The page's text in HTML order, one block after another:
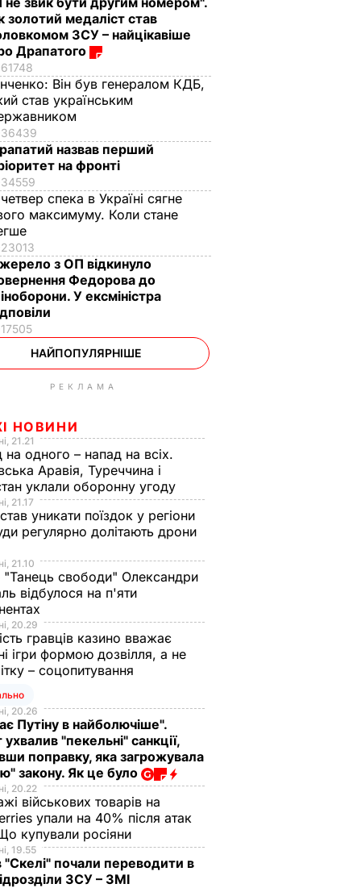
золотий медаліст став
ЗСУ – найцікавіше
Драпатого
61748
Він був генералом КДБ,
став українським
36439
назвав перший
на фронті
34559
спека в Україні сягне
максимуму. Коли стане
23013
з ОП відкинуло
Федорова до
У ексміністра
17505
НАЙПОПУЛЯРНІШЕ
РЕКЛАМА
НОВИНИ
21.21
на одного – напад на всіх.
Аравія, Туреччина і
уклали оборонну угоду
21.17
уникати поїздок у регіони
регулярно долітають дрони
21.10
"Танець свободи" Олександри
відбулося на п'яти
20.29
гравців казино вважає
ігри формою дозвілля, а не
– соцопитування
20.26
Путіну в найболючіше".
"пекельні" санкції,
поправку, яка загрожувала
закону. Як це було
20.22
військових товарів на
упали на 40% після атак
купували росіяни
19.55
"Скелі" почали переводити в
ЗСУ – ЗМІ